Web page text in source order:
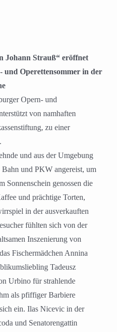
Johann Strauß“ eröffnet
und Operettensommer in der
Opern- und
von namhaften
zu einer
und aus der Umgebung
und PKW angereist, um
Sonnenschein genossen die
und prächtige Torten,
in der ausverkauften
fühlten sich von der
Inszenierung von
Fischermädchen Annina
Tadeusz
Urbino für strahlende
als pfiffiger Barbiere
ein. Ilas Nicevic in der
und Senatorengattin